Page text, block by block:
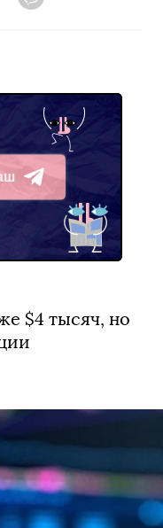
Telegram
$4 тысяч, но